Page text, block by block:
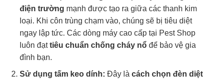
điện trường mạnh được tạo ra giữa các thanh kim
loại. Khi côn trùng chạm vào, chúng sẽ bị tiêu diệt
ngay lập tức. Các dòng máy cao cấp tại Pest Shop
luôn đạttiêu chuẩn chống cháy nổ để bảo vệ gia
đình bạn.
Sử dụng tấm keo dính: Đây là cách chọn đèn diệt